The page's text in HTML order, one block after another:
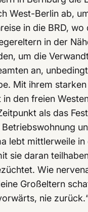
West-Berlin ab,
in die BRD,
in der
um die
an,
Mit ihrem
den freien
als das
lebt mittlerweile
sie daran
Wie
Großeltern
nie